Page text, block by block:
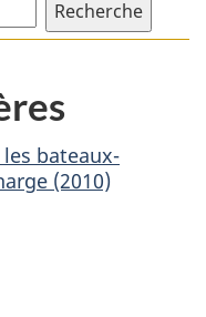
navires
charge
(2010)
bateaux-
(2010)